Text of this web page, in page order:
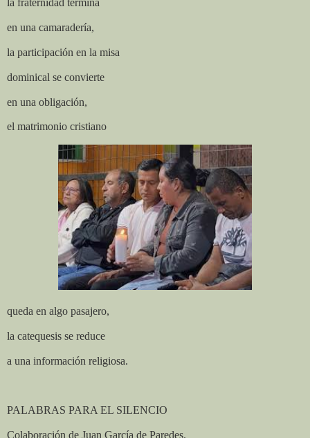
la fraternidad termina
en una camaradería,
la participación en la misa
dominical se convierte
en una obligación,
el matrimonio cristiano
queda en algo pasajero,
la catequesis se reduce
a una información religiosa.
PALABRAS PARA EL SILENCIO
Colaboración de Juan García de Paredes.